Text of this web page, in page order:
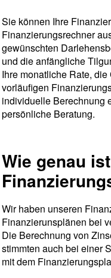
Sie können Ihre
Finanzierungsrechner
gewünschten
und die anfängliche
Ihre monatliche Rate,
vorläufigen
individuelle Berechnung
persönliche Beratung.
Wie genau
Wir haben unseren
Finanzierunsplänen bei
Die Berechnung von
stimmten auch bei einer
mit dem